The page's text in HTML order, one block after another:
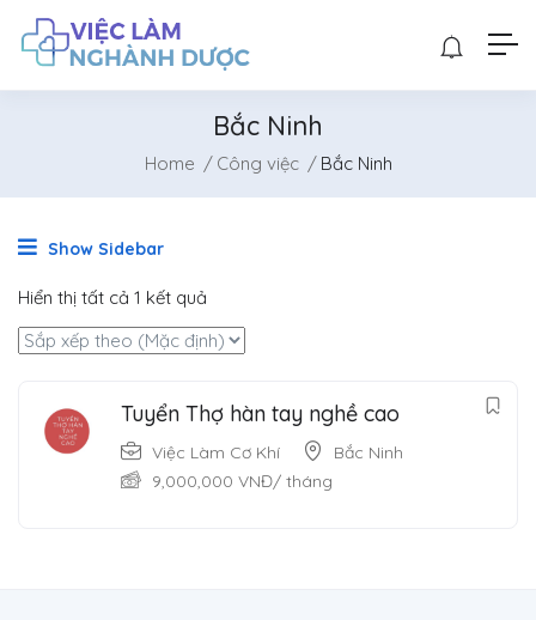
Bắc Ninh
Home Công việc Bắc Ninh
Show Sidebar
Hiển thị tất cả 1 kết quả
Tuyển Thợ hàn tay nghề cao
Việc Làm Cơ Khí
Bắc Ninh
9,000,000 VNĐ/ tháng